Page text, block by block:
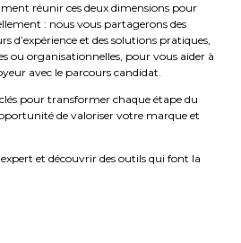
réunir ces deux dimensions pour
: nous vous partagerons des
d’expérience et des solutions pratiques,
ou organisationnelles, pour vous aider à
avec le parcours candidat.
pour transformer chaque étape du
de valoriser votre marque et
et découvrir des outils qui font la